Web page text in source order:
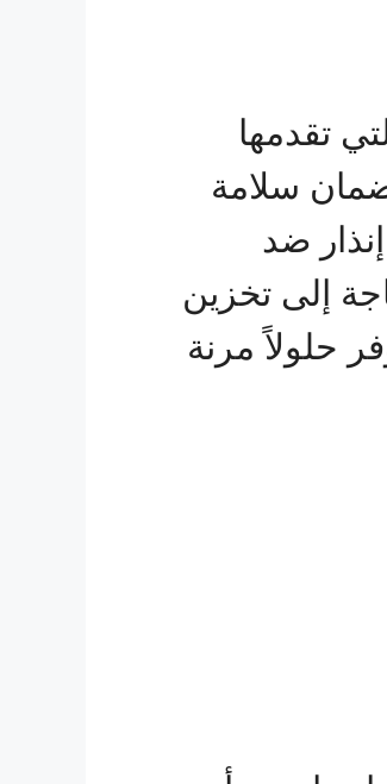
تقدمها
سلامة
ضد
إلى تخزين
حلولاً مرنة